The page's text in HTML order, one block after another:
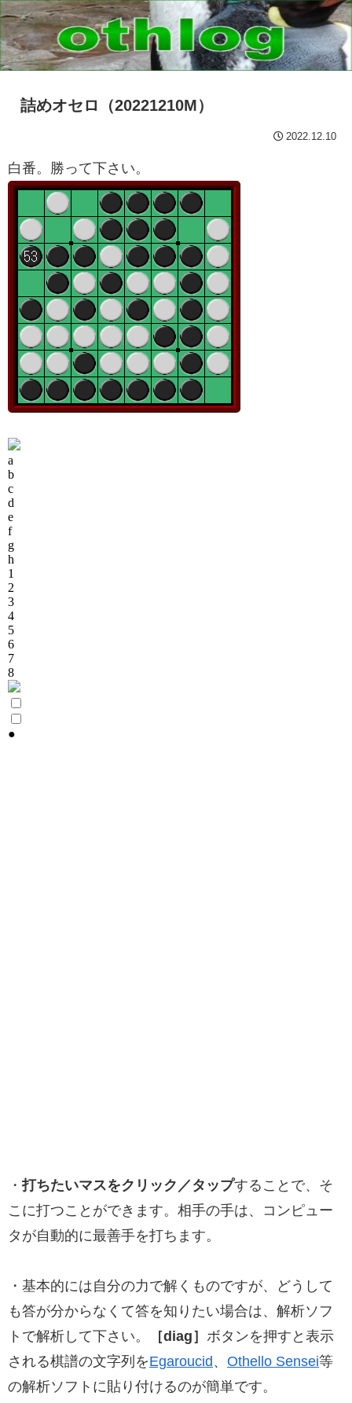
詰めオセロ（20221210M）
2022.12.10
白番。勝って下さい。
・打ちたいマスをクリック／タップすることで、そ
こに打つことができます。相手の手は、コンピュー
タが自動的に最善手を打ちます。
・基本的には自分の力で解くものですが、どうして
も答が分からなくて答を知りたい場合は、解析ソフ
トで解析して下さい。
［diag］ ボタンを押すと表示
される棋譜の文字列をEgaroucid、 Othello Sensei等
の解析ソフトに貼り付けるのが簡単です。